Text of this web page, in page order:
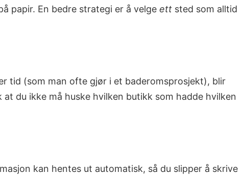
papir. En bedre strategi er å velge ett sted som alltid
tid (som man ofte gjør i et baderomsprosjekt), blir
du ikke må huske hvilken butikk som hadde hvilken
kan hentes ut automatisk, så du slipper å skrive